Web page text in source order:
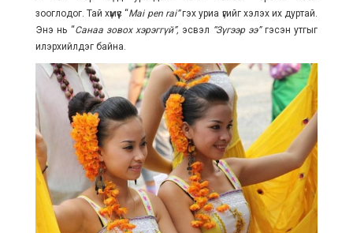
зооглодог. Тай хүмүүс “Mai pen rai”гэх уриа үгийг хэлэх их дуртай.
Энэ нь “Санаа зовох хэрэггүй”, эсвэл “Зүгээр ээ” гэсэн утгыг
илэрхийлдэг байна.